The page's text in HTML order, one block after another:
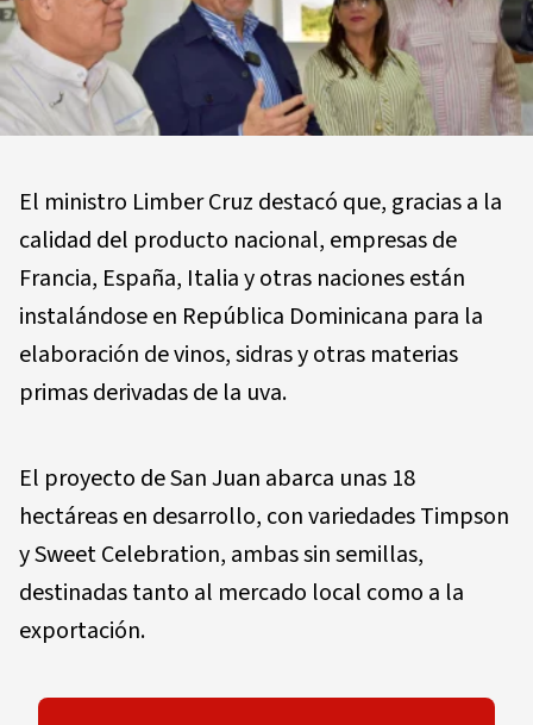
El ministro Limber Cruz destacó que, gracias a la
calidad del producto nacional, empresas de
Francia, España, Italia y otras naciones están
instalándose en República Dominicana para la
elaboración de vinos, sidras y otras materias
primas derivadas de la uva.
El proyecto de San Juan abarca unas 18
hectáreas en desarrollo, con variedades Timpson
y Sweet Celebration, ambas sin semillas,
destinadas tanto al mercado local como a la
exportación.